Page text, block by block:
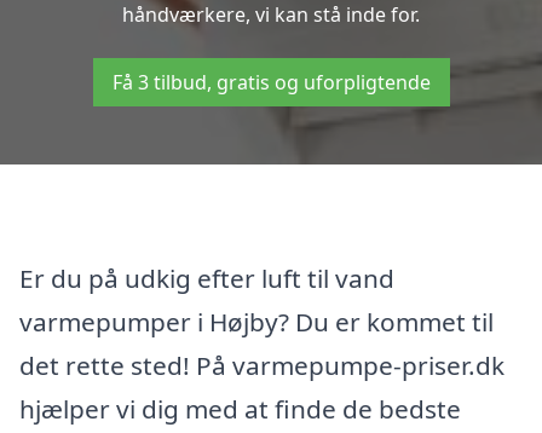
håndværkere, vi kan stå inde for.
Få 3 tilbud, gratis og uforpligtende
Er du på udkig efter luft til vand
varmepumper i Højby? Du er kommet til
det rette sted! På varmepumpe-priser.dk
hjælper vi dig med at finde de bedste